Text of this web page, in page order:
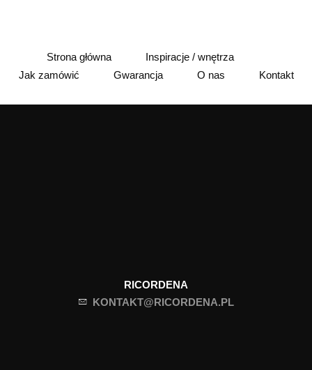
Strona główna
Inspiracje / wnętrza
Jak zamówić
Gwarancja O nas Kontakt
RICORDENA
KONTAKT@RICORDENA.PL